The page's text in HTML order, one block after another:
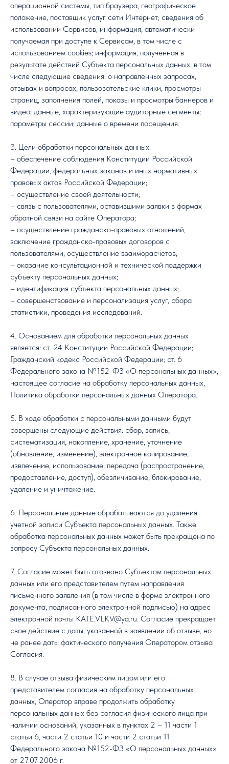
операционной системы, тип браузера, географическое
положение, поставщик услуг сети Интернет; сведения об
использовании Сервисов; информация, автоматически
получаемая при доступе к Сервисам, в том числе с
использованием cookies; информация, полученная в
результате действий Субъекта персональных данных, в том
числе следующие сведения: о направленных запросах,
отзывах и вопросах, пользовательские клики, просмотры
страниц, заполнения полей, показы и просмотры баннеров и
видео; данные, характеризующие аудиторные сегменты;
параметры сессии; данные о времени посещения.
3. Цели обработки персональных данных:
– обеспечение соблюдения Конституции Российской
Федерации, федеральных законов и иных нормативных
правовых актов Российской Федерации;
– осуществление своей деятельности;
– связь с пользователями, оставившими заявки в формах
обратной связи на сайте Оператора;
– осуществление гражданско-правовых отношений,
заключение гражданско-правовых договоров с
пользователями, осуществление взаиморасчетов;
– оказание консультационной и технической поддержки
субъекту персональных данных;
– идентификация субъекта персональных данных;
– совершенствование и персонализация услуг, сбора
статистики, проведения исследований.
4. Основанием для обработки персональных данных
является: ст. 24 Конституции Российской Федерации;
Гражданский кодекс Российской Федерации; ст. 6
Федерального закона №152-ФЗ «О персональных данных»;
настоящее согласие на обработку персональных данных,
Политика обработки персональных данных Оператора.
5. В ходе обработки с персональными данными будут
совершены следующие действия: сбор, запись,
систематизация, накопление, хранение, уточнение
(обновление, изменение), электронное копирование,
извлечение, использование, передача (распространение,
предоставление, доступ), обезличивание, блокирование,
удаление и уничтожение.
6. Персональные данные обрабатываются до удаления
учетной записи Субъекта персональных данных. Также
обработка персональных данных может быть прекращена по
запросу Субъекта персональных данных.
7. Согласие может быть отозвано Субъектом персональных
данных или его представителем путем направления
письменного заявления (в том числе в форме электронного
документа, подписанного электронной подписью) на адрес
электронной почты KATE.VLKV@ya.ru. Согласие прекращает
свое действие с даты, указанной в заявлении об отзыве, но
не ранее даты фактического получения Оператором отзыва
Согласия.
8. В случае отзыва физическим лицом или его
представителем согласия на обработку персональных
данных, Оператор вправе продолжить обработку
персональных данных без согласия физического лица при
наличии оснований, указанных в пунктах 2 – 11 части 1
статьи 6, части 2 статьи 10 и части 2 статьи 11
Федерального закона №152-ФЗ «О персональных данных»
от 27.07.2006 г.